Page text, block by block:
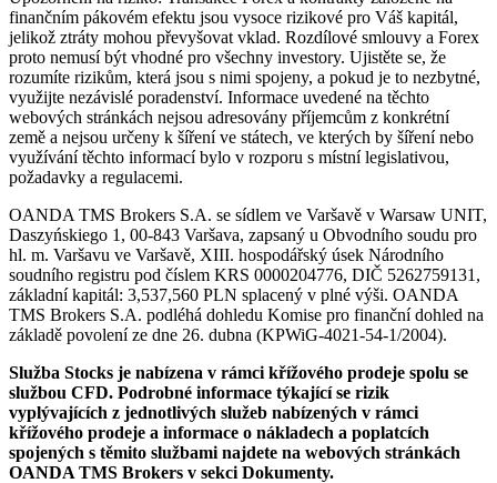
finančním pákovém efektu jsou vysoce rizikové pro Váš kapitál,
jelikož ztráty mohou převyšovat vklad. Rozdílové smlouvy a Forex
proto nemusí být vhodné pro všechny investory. Ujistěte se, že
rozumíte rizikům, která jsou s nimi spojeny, a pokud je to nezbytné,
využijte nezávislé poradenství. Informace uvedené na těchto
webových stránkách nejsou adresovány příjemcům z konkrétní
země a nejsou určeny k šíření ve státech, ve kterých by šíření nebo
využívání těchto informací bylo v rozporu s místní legislativou,
požadavky a regulacemi.
OANDA TMS Brokers S.A. se sídlem ve Varšavě v Warsaw UNIT,
Daszyńskiego 1, 00-843 Varšava, zapsaný u Obvodního soudu pro
hl. m. Varšavu ve Varšavě, XIII. hospodářský úsek Národního
soudního registru pod číslem KRS 0000204776, DIČ 5262759131,
základní kapitál: 3,537,560 PLN splacený v plné výši. OANDA
TMS Brokers S.A. podléhá dohledu Komise pro finanční dohled na
základě povolení ze dne 26. dubna (KPWiG-4021-54-1/2004).
Služba Stocks je nabízena v rámci křížového prodeje spolu se
službou CFD. Podrobné informace týkající se rizik
vyplývajících z jednotlivých služeb nabízených v rámci
křížového prodeje a informace o nákladech a poplatcích
spojených s těmito službami najdete na webových stránkách
OANDA TMS Brokers v sekci Dokumenty.